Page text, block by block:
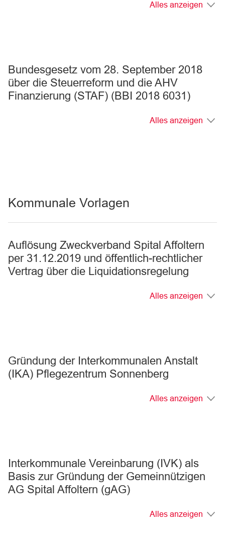
Alles anzeigen
Bundesgesetz vom 28. September 2018
über die Steuerreform und die AHV
Finanzierung (STAF) (BBI 2018 6031)
Alles anzeigen
Kommunale Vorlagen
Auflösung Zweckverband Spital Affoltern
per 31.12.2019 und öffentlich-rechtlicher
Vertrag über die Liquidationsregelung
Alles anzeigen
Gründung der Interkommunalen Anstalt
(IKA) Pflegezentrum Sonnenberg
Alles anzeigen
Interkommunale Vereinbarung (IVK) als
Basis zur Gründung der Gemeinnützigen
AG Spital Affoltern (gAG)
Alles anzeigen